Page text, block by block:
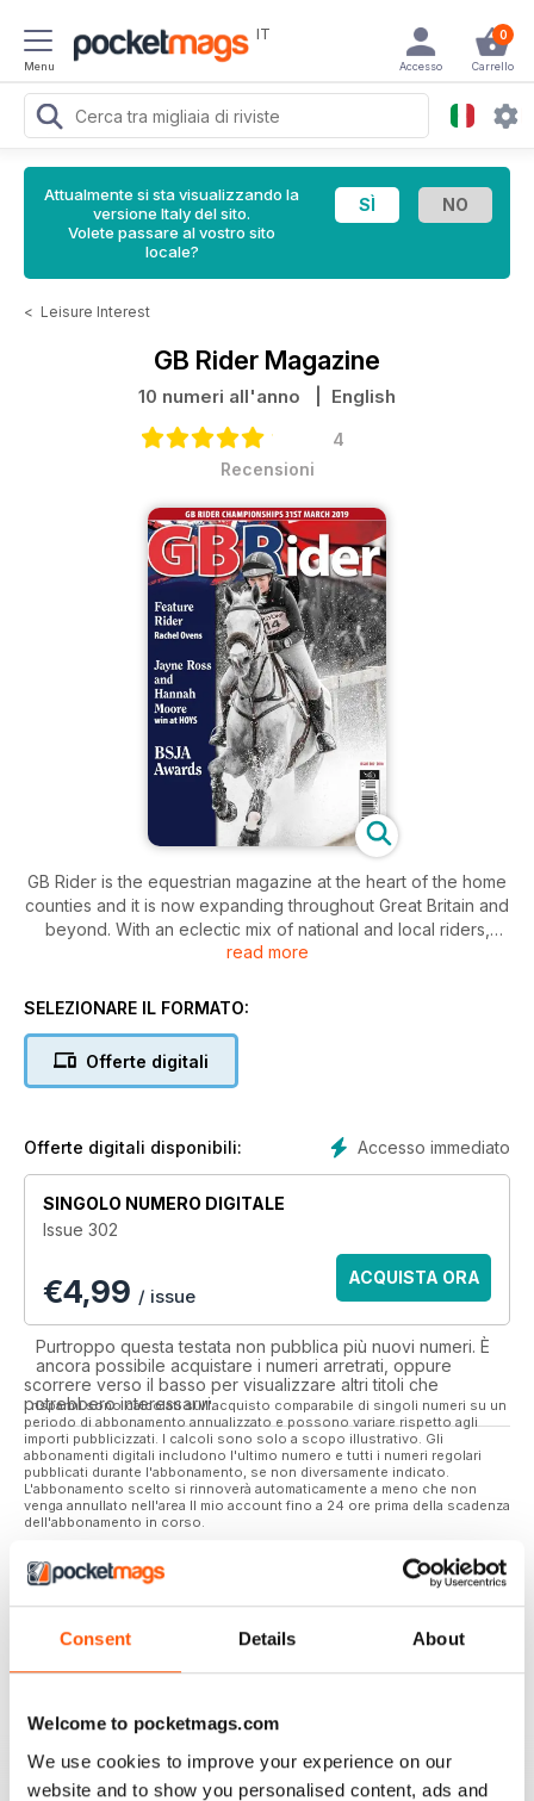
Consent Details About
Welcome to pocketmags.com
We use cookies to improve your experience on our
website and to show you personalised content, ads and
Menu
IT 0
Carrello
Accesso
Attualmente si sta visualizzando la
versione Italy del sito.
Volete passare al vostro sito
locale?
< Leisure Interest
GB Rider Magazine
10 numeri all'anno | English
4
Recensioni
GB Rider is the equestrian magazine at the heart of the home
counties and it is now expanding throughout Great Britain and
beyond. With an eclectic mix of national and local riders,
celebrity features, news, results, training tips from top riders
for horse lovers everywhere. GB Rider is now available in
now download this quality publication to your phone, tablet or
computer and read it anywhere.
read more
SELEZIONARE IL FORMATO:
Offerte digitali
Accesso immediato
Offerte digitali disponibili:
SINGOLO NUMERO DIGITALE
Issue 302
€4,99 / issue
ACQUISTA ORA
Purtroppo questa testata non pubblica più nuovi numeri. È
ancora possibile acquistare i numeri arretrati, oppure
scorrere verso il basso per visualizzare altri titoli che
potrebbero interessarvi.
I risparmi sono calcolati sull'acquisto comparabile di singoli numeri su un
periodo di abbonamento annualizzato e possono variare rispetto agli
importi pubblicizzati. I calcoli sono solo a scopo illustrativo. Gli
abbonamenti digitali includono l'ultimo numero e tutti i numeri regolari
pubblicati durante l'abbonamento, se non diversamente indicato.
L'abbonamento scelto si rinnoverà automaticamente a meno che non
venga annullato nell'area Il mio account fino a 24 ore prima della scadenza
dell'abbonamento in corso.
GB RIDER